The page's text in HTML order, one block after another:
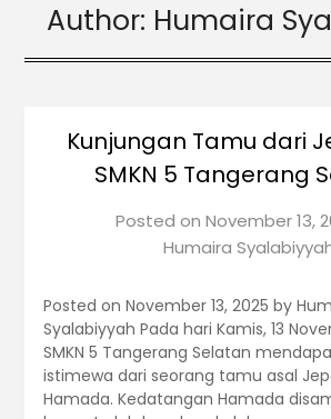
Author: Humaira
Kunjungan Tamu dari
SMKN 5 Tangerang
Posted on November 13,
Humaira
Posted on November 13, 2025 by
Syalabiyyah Pada hari Kamis, 13
SMKN 5 Tangerang Selatan
istimewa dari seorang tamu asal
Hamada. Kedatangan Hamada